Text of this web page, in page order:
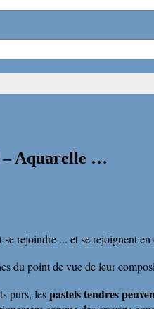
– Aquarelle …
se rejoindre ... et se rejoignent
du point de vue de leur
purs, lespastels tendres